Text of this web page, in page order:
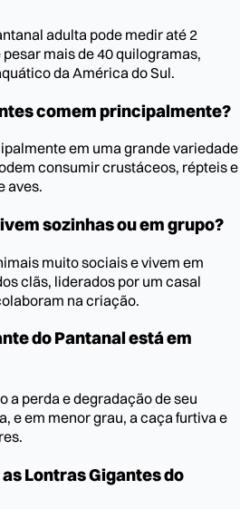
adulta pode medir até 2
mais de 40 quilogramas,
da América do Sul.
comem principalmente?
em uma grande variedade
consumir crustáceos, répteis e
aves.
sozinhas ou em grupo?
muito sociais e vivem em
clãs, liderados por um casal
na criação.
do Pantanal está em
a perda e degradação de seu
e em menor grau, a caça furtiva e
Lontras Gigantes do